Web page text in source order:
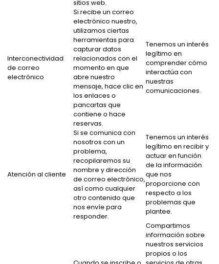
sitios web.
Interconectividad
de correo
electrónico
Si recibe un correo
electrónico nuestro,
utilizamos ciertas
herramientas para
capturar datos
relacionados con el
momento en que
abre nuestro
mensaje, hace clic en
los enlaces o
pancartas que
contiene o hace
reservas.
Tenemos un interés
legítimo en
comprender cómo
interactúa con
nuestras
comunicaciones.
Atención al cliente
Si se comunica con
nosotros con un
problema,
recopilaremos su
nombre y dirección
de correo electrónico,
así como cualquier
otro contenido que
nos envíe para
responder.
Tenemos un interés
legítimo en recibir y
actuar en función
de la información
que nos
proporcione con
respecto a los
problemas que
plantee.
Compartimos
información sobre
nuestros servicios
propios o los